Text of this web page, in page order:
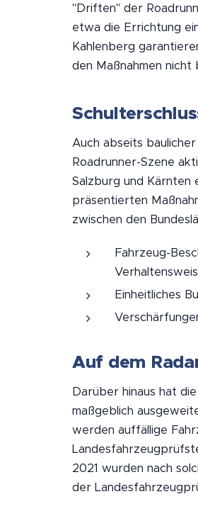
"Driften" der
etwa die Errichtung
Kahlenberg
den Maßnahmen
Auch abseits
Roadrunner-Szene
Salzburg und Kärnten
präsentierten
zwischen den
Fahrzeug-
Einheitliches
Auf dem
Darüber hinaus hat
maßgeblich
werden auffällige
2021 wurden nach
der